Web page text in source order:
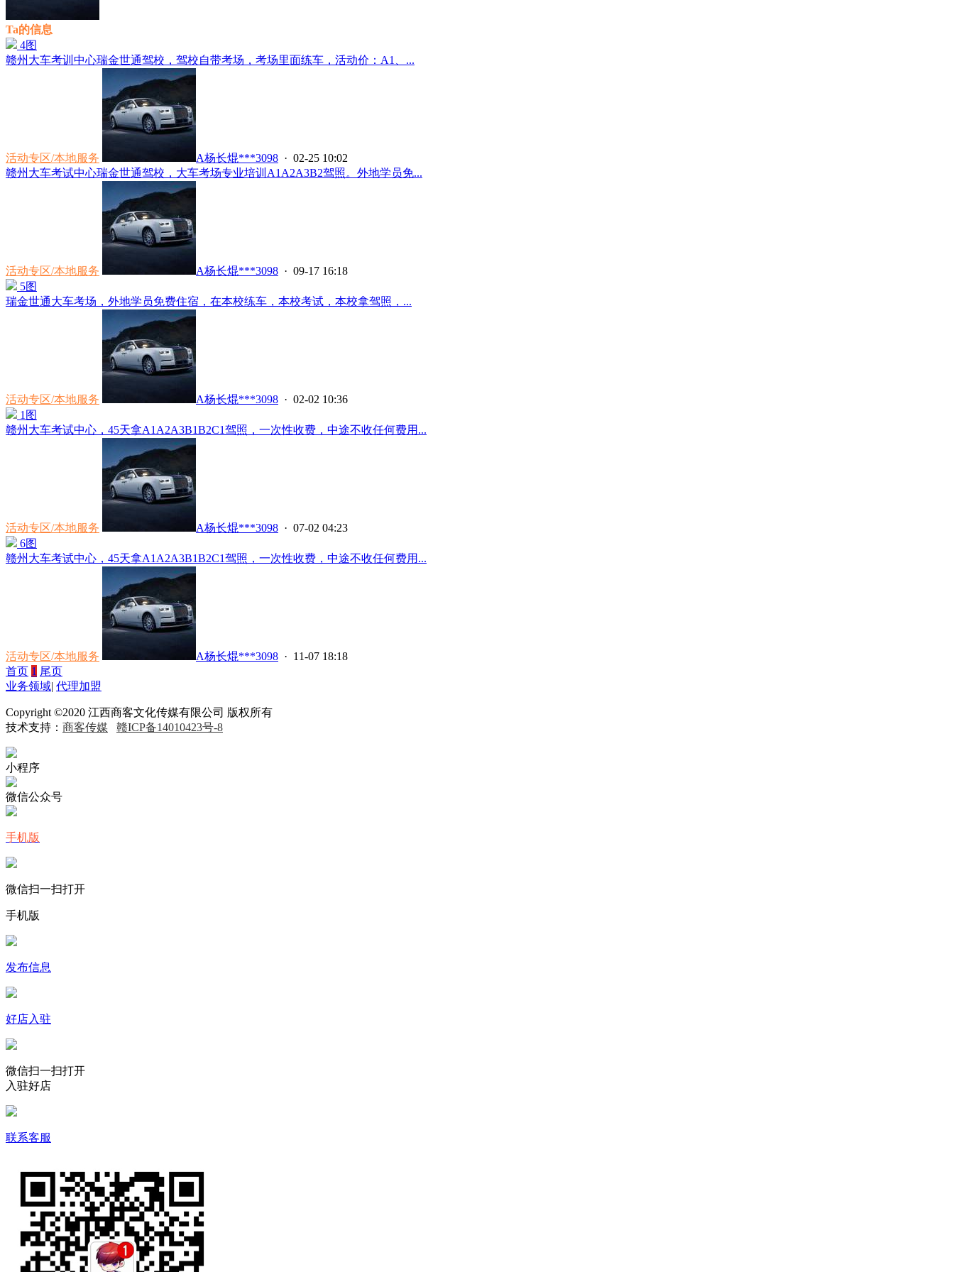
Ta的信息
4图
赣州大车考训中心瑞金世通驾校，驾校自带考场，考场里面练车，活动价：A1、...
活动专区/本地服务 A杨长焜***3098 · 02-25 10:02
赣州大车考试中心瑞金世通驾校，大车考场专业培训A1A2A3B2驾照。外地学员免...
活动专区/本地服务 A杨长焜***3098 · 09-17 16:18
5图
瑞金世通大车考场，外地学员免费住宿，在本校练车，本校考试，本校拿驾照，...
活动专区/本地服务 A杨长焜***3098 · 02-02 10:36
1图
赣州大车考试中心，45天拿A1A2A3B1B2C1驾照，一次性收费，中途不收任何费用...
活动专区/本地服务 A杨长焜***3098 · 07-02 04:23
6图
赣州大车考试中心，45天拿A1A2A3B1B2C1驾照，一次性收费，中途不收任何费用...
活动专区/本地服务 A杨长焜***3098 · 11-07 18:18
首页 1 尾页
业务领域| 代理加盟
Copyright ©2020 江西商客文化传媒有限公司 版权所有
技术支持： 商客传媒 赣ICP备14010423号-8
小程序
微信公众号
手机版
微信扫一扫打开
手机版
发布信息
好店入驻
微信扫一扫打开
入驻好店
联系客服